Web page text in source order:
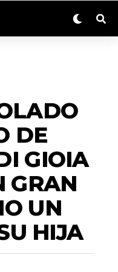
DE
GIOIA
GRAN
UN
HIJA